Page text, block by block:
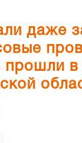
даже
прошли в